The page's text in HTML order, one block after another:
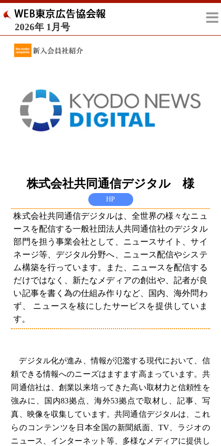
2026年 1月号
株式会社共同通信デジタル 様
HP
株式会社共同通信デジタルは、全世界の様々なニュ
ースを配信する一般社団法人共同通信社のデジタル
部門を担う事業会社として、ニュースサイト、サイ
ネージ等、デジタル分野へ、ニュース配信やシステ
ム構築を行っています。また、ニュースを配信する
だけではなく、新たなメディアの創出や、記者が良
い記事を書く為の仕組み作りなど、国内、海外問わ
ず、 ニュースを核にしたサービスを提供していま
す。
デジタル化が進み、情報が氾濫する現代において、信
頼できる情報へのニーズはますます高まっています。共
同通信社は、創業以来培ってきた高い取材力と信頼性を
強みに、国内83拠点、海外53拠点で取材し、記事、写
真、映像を収集しています。共同通信デジタルは、これ
らのコンテンツを日本全国の新聞紙面、TV、ラジオの
ニュース、インターネット等、多様なメディアに提供し